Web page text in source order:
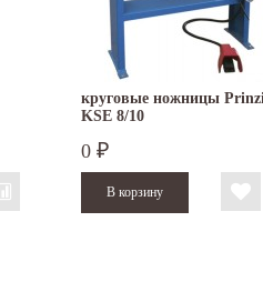
круговые ножницы
KSE 8/10
0 ₽